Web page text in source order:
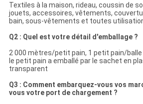
Textiles à la maison, rideau, coussin de
jouets, accessoires, vêtements,
bain, sous-vêtements et toutes
Q2 : Quel est votre détail d'emballage ?
2 000 mètres/petit pain, 1 petit pain/balle
le petit pain a emballé par le sachet en
transparent
Q3 : Comment embarquez-vous vos
vous votre port de chargement ?